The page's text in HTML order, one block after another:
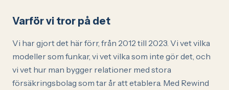
Varför vi tror på det
Vi har gjort det här förr, från 2012 till 2023. Vi vet vilka
modeller som funkar, vi vet vilka som inte gör det, och
vi vet hur man bygger relationer med stora
försäkringsbolag som tar år att etablera. Med Rewind